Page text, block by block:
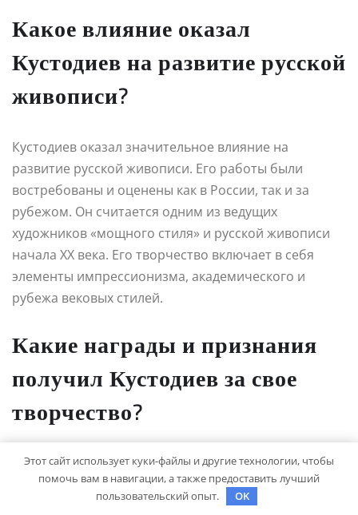
Какое влияние оказал
Кустодиев на развитие русской
живописи?
Кустодиев оказал значительное влияние на
развитие русской живописи. Его работы были
востребованы и оценены как в России, так и за
рубежом. Он считается одним из ведущих
художников «мощного стиля» и русской живописи
начала XX века. Его творчество включает в себя
элементы импрессионизма, академического и
рубежа вековых стилей.
Какие награды и признания
получил Кустодиев за свое
творчество?
За свое творчество Кустодиев получил множество
наград и признаний. Он был награжден золотой
медалью Парижской выставки в 1906 году и золотой
Этот сайт использует куки-файлы и другие технологии, чтобы
помочь вам в навигации, а также предоставить лучший
пользовательский опыт.
OK